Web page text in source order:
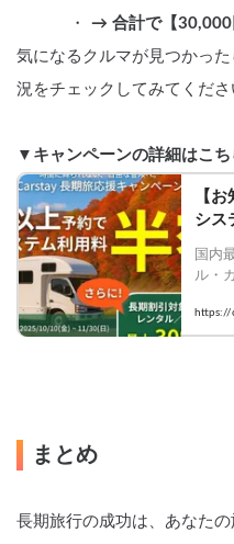
→ 合計で【30,000
気になるクルマが見つかっ
況をチェックしてみてくださ
▼キャンペーンの詳細はこち
【
シス
国内
ル・
ム事
株式
https://
8fc/
まとめ
長期旅行の成功は、あなた